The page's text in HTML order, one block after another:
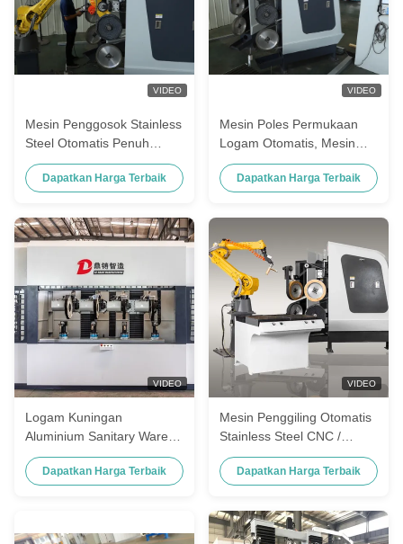
VIDEO
Mesin Penggosok Stainless
Steel Otomatis Penuh
Untuk Industri Otomotif
Dapatkan Harga Terbaik
VIDEO
Mesin Poles Permukaan
Logam Otomatis, Mesin
Poles Robot Industri
Dapatkan Harga Terbaik
VIDEO
Logam Kuningan
Aluminium Sanitary Ware
Mesin Pemoles Stainless
Steel Otomatis
Dapatkan Harga Terbaik
VIDEO
Mesin Penggiling Otomatis
Stainless Steel CNC /
Mesin Penggilingan Robot
untuk Mixer Keran Mandi
Dapatkan Harga Terbaik